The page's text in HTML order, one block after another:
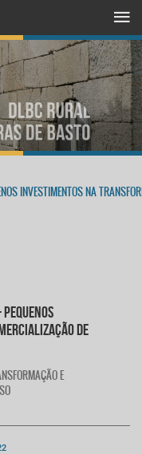
INVESTIMENTOS NA
DE
E